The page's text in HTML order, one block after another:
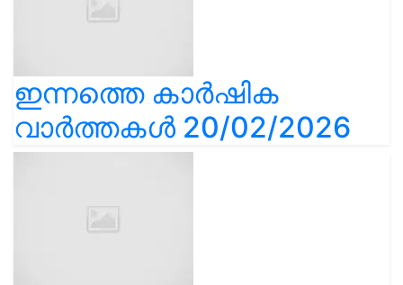
ഇന്നത്തെ കാർഷിക
വാർത്തകൾ 20/02/2026